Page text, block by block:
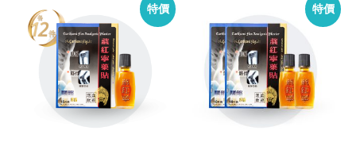
特價 特價